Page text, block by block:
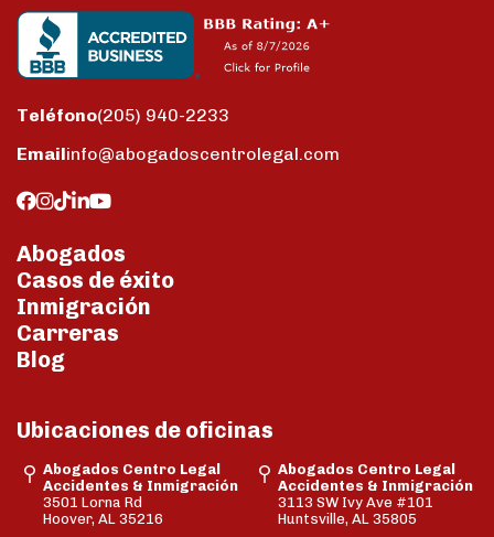
Teléfono(205) 940-2233
Emailinfo@abogadoscentrolegal.com
Abogados
Casos de éxito
Inmigración
Carreras
Blog
Ubicaciones de oficinas
Abogados Centro Legal
Accidentes & Inmigración
3501 Lorna Rd
Hoover, AL 35216
Abogados Centro Legal
Accidentes & Inmigración
3113 SW Ivy Ave #101
Huntsville, AL 35805